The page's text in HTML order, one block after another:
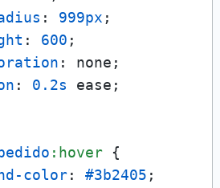
: 999px ;
: 600 ;
: none;
: 0.2s ease;
:hover {
color: #3b2405 ;